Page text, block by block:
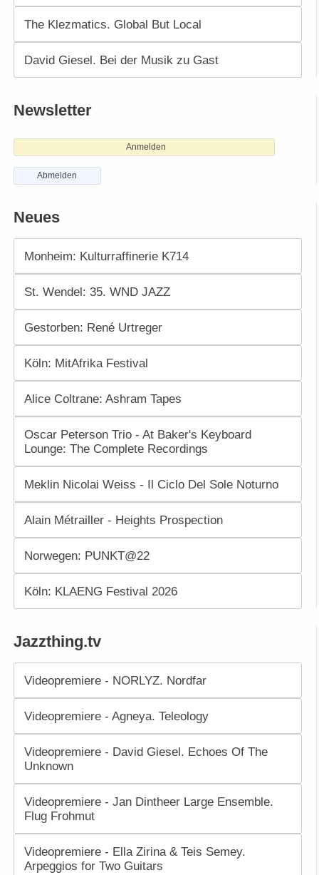
The Klezmatics. Global But Local
David Giesel. Bei der Musik zu Gast
Newsletter
Anmelden
Abmelden
Neues
Monheim: Kulturraffinerie K714
St. Wendel: 35. WND JAZZ
Gestorben: René Urtreger
Köln: MitAfrika Festival
Alice Coltrane: Ashram Tapes
Oscar Peterson Trio - At Baker's Keyboard
Lounge: The Complete Recordings
Meklin Nicolai Weiss - Il Ciclo Del Sole Noturno
Alain Métrailler - Heights Prospection
Norwegen: PUNKT@22
Köln: KLAENG Festival 2026
Jazzthing.tv
Videopremiere - NORLYZ. Nordfar
Videopremiere - Agneya. Teleology
Videopremiere - David Giesel. Echoes Of The
Unknown
Videopremiere - Jan Dintheer Large Ensemble.
Flug Frohmut
Videopremiere - Ella Zirina & Teis Semey.
Arpeggios for Two Guitars